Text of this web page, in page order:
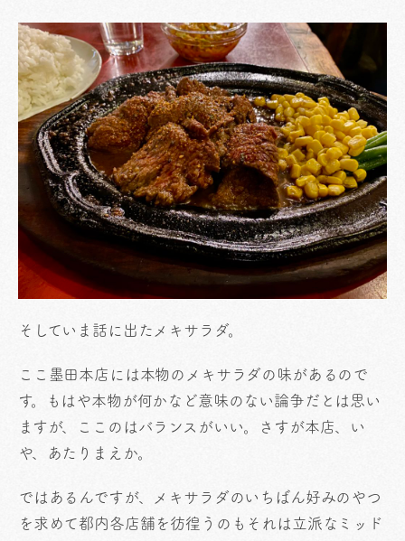
そしていま話に出たメキサラダ。
ここ墨田本店には本物のメキサラダの味があるので
す。もはや本物が何かなど意味のない論争だとは思い
ますが、ここのはバランスがいい。さすが本店、い
や、あたりまえか。
ではあるんですが、メキサラダのいちばん好みのやつ
を求めて都内各店舗を彷徨うのもそれは立派なミッド